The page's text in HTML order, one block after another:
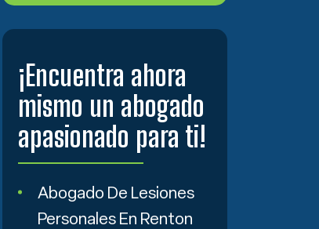
¡Encuentra ahora
mismo un abogado
apasionado para ti!
Abogado De Lesiones
Personales En Renton